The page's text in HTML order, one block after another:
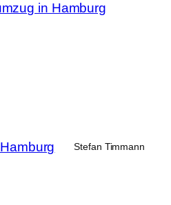
in Hamburg
Stefan Timmann